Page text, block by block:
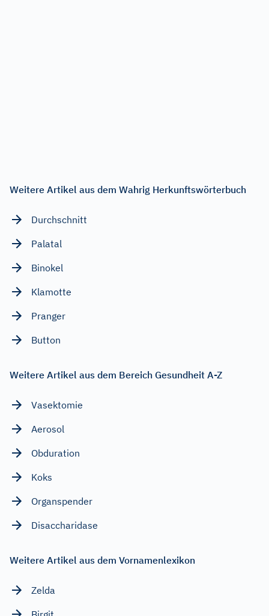
Weitere Artikel aus dem Wahrig Herkunftswörterbuch
Durchschnitt
Palatal
Binokel
Klamotte
Pranger
Button
Weitere Artikel aus dem Bereich Gesundheit A-Z
Vasektomie
Aerosol
Obduration
Koks
Organspender
Disaccharidase
Weitere Artikel aus dem Vornamenlexikon
Zelda